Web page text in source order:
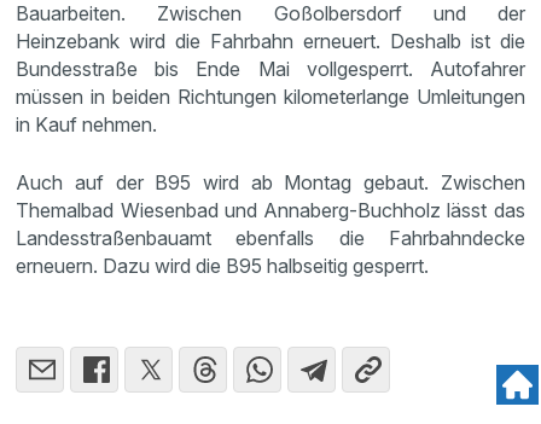
Bauarbeiten. Zwischen Goßolbersdorf und der
Heinzebank wird die Fahrbahn erneuert. Deshalb ist die
Bundesstraße bis Ende Mai vollgesperrt. Autofahrer
müssen in beiden Richtungen kilometerlange Umleitungen
in Kauf nehmen.
Auch auf der B95 wird ab Montag gebaut. Zwischen
Themalbad Wiesenbad und Annaberg-Buchholz lässt das
Landesstraßenbauamt ebenfalls die Fahrbahndecke
erneuern. Dazu wird die B95 halbseitig gesperrt.